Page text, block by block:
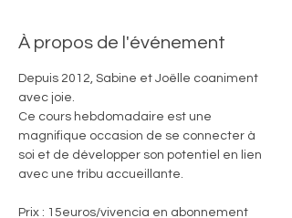
À propos de l'événement
Depuis 2012, Sabine et Joëlle coaniment
avec joie.
Ce cours hebdomadaire est une
magnifique occasion de se connecter à
soi et de développer son potentiel en lien
avec une tribu accueillante.
Prix : 15euros/vivencia en abonnement